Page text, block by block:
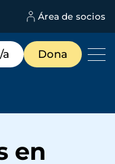
Área de socios
a Dona
en